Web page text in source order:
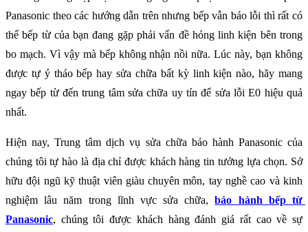
Panasonic theo các hướng dẫn trên nhưng bếp vẫn báo lỗi thì rất có
thể bếp từ của bạn đang gặp phải vấn đề hỏng linh kiện bên trong
bo mạch. Vì vậy mà bếp không nhận nồi nữa. Lúc này, bạn không
được tự ý tháo bếp hay sửa chữa bất kỳ linh kiện nào, hãy mang
ngay bếp từ đến trung tâm sửa chữa uy tín để sửa lỗi E0 hiệu quả
nhất.
Hiện nay, Trung tâm dịch vụ sửa chữa bảo hành Panasonic của
chúng tôi tự hào là địa chỉ được khách hàng tin tưởng lựa chọn. Sở
hữu đội ngũ kỹ thuật viên giàu chuyên môn, tay nghề cao và kinh
nghiệm lâu năm trong lĩnh vực sửa chữa, bảo hành bếp từ
Panasonic, chúng tôi được khách hàng đánh giá rất cao về sự